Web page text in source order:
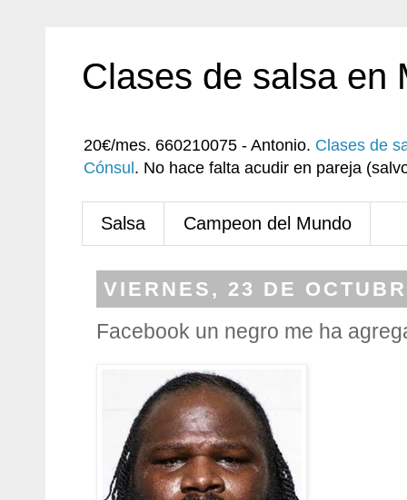
Clases de salsa en
20€/mes. 660210075 - Antonio. Clases de
Cónsul . No hace falta acudir en pareja
Salsa Campeon del Mundo
VIERNES, 23 DE
Facebook un negro me ha